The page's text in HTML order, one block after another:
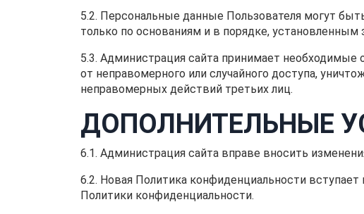
5.2. Персональные данные Пользователя могут
только по основаниям и в порядке,
5.3. Администрация сайта принимает
от неправомерного или случайного доступа,
неправомерных действий третьих лиц.
ДОПОЛНИТЕЛЬНЫЕ
6.1. Администрация сайта вправе вносить
6.2. Новая Политика конфиденциальности
Политики конфиденциальности.